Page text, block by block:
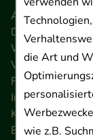
die Art und
wie z.B.
AGB
Datenschutz
Widerrufsrecht
Versandkosten
FAQ
Impressum
Kontakt